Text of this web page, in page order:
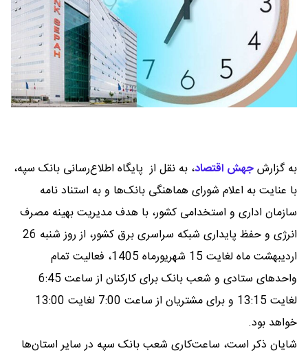
به گزارشجهش اقتصاد، به نقل از پایگاه اطلاع‌رسانی بانک سپه،
با عنایت به اعلام شورای هماهنگی بانک‌ها و به استناد نامه
سازمان اداری و استخدامی کشور، با هدف مدیریت بهینه مصرف
انرژی و حفظ پایداری شبکه سراسری برق کشور، از روز شنبه 26
اردیبهشت ماه لغایت 15 شهریورماه 1405، فعالیت تمام
واحدهای ستادی و شعب بانک برای کارکنان از ساعت 6:45
لغایت 13:15 و برای مشتریان از ساعت 7:00 لغایت 13:00
خواهد بود.
شایان ذکر است، ساعت‌کاری شعب بانک سپه در سایر استان‌ها